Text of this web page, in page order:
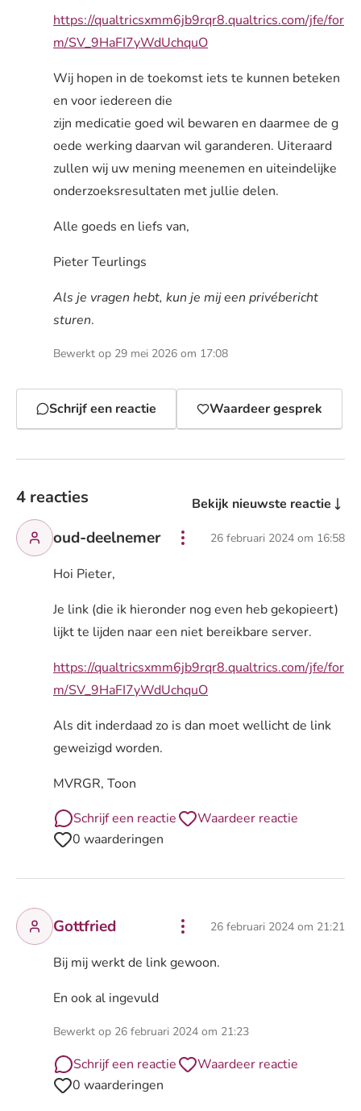
https://qualtricsxmm6jb9rqr8.qualtrics.com/jfe/for
m/SV_9HaFI7yWdUchquO
Wij hopen in de toekomst iets te kunnen beteken
en voor iedereen die
zijn medicatie goed wil bewaren en daarmee de g
oede werking daarvan wil garanderen. Uiteraard
zullen wij uw mening meenemen en uiteindelijke
onderzoeksresultaten met jullie delen.
Alle goeds en liefs van,
Pieter Teurlings
Als je vragen hebt, kun je mij een privébericht
sturen.
Bewerkt op 29 mei 2026 om 17:08
Schrijf een reactie Waardeer gesprek
4 reacties Bekijk nieuwste reactie
oud-deelnemer 26 februari 2024 om 16:58
Hoi Pieter,
Je link (die ik hieronder nog even heb gekopieert)
lijkt te lijden naar een niet bereikbare server.
https://qualtricsxmm6jb9rqr8.qualtrics.com/jfe/for
m/SV_9HaFI7yWdUchquO
Als dit inderdaad zo is dan moet wellicht de link
geweizigd worden.
MVRGR, Toon
Schrijf een reactie
Waardeer reactie
0 waarderingen
Gottfried 26 februari 2024 om 21:21
Bij mij werkt de link gewoon.
En ook al ingevuld
Bewerkt op 26 februari 2024 om 21:23
Schrijf een reactie
Waardeer reactie
0 waarderingen